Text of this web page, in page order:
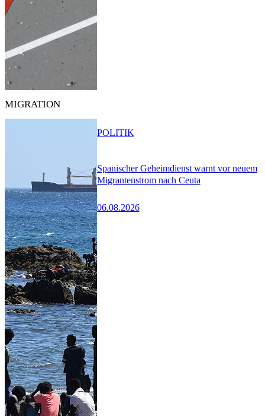
MIGRATION
Spanischer Geheimdienst warnt vor neuem
Migrantenstrom nach Ceuta
06.08.2026
POLITIK